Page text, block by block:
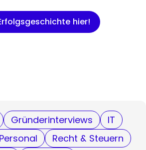
hier!
Gründerinterviews
IT
Personal
Recht & Steuern